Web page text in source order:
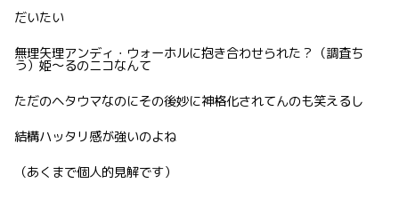
だいたい
無理矢理アンディ・ウォーホルに抱き合わせられた？（調査ち
う）姫〜るのニコなんて
ただのヘタウマなのにその後妙に神格化されてんのも笑えるし
結構ハッタリ感が強いのよね
（あくまで個人的見解です）